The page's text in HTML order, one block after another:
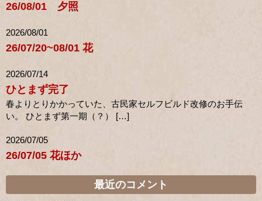
26/08/01 夕照
2026/08/01
26/07/20~08/01 花
2026/07/14
ひとまず完了
春よりとりかかっていた、古民家セルフビルド改修のお手伝
い。 ひとまず第一期（？） […]
2026/07/05
26/07/05 花ほか
最近のコメント